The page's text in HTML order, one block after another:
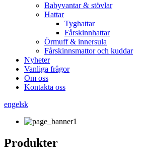
Babyvantar & stövlar
Hattar
Tyghattar
Fårskinnhattar
Örmuff & innersula
Fårskinnsmattor och kuddar
Nyheter
Vanliga frågor
Om oss
Kontakta oss
engelsk
Produkter